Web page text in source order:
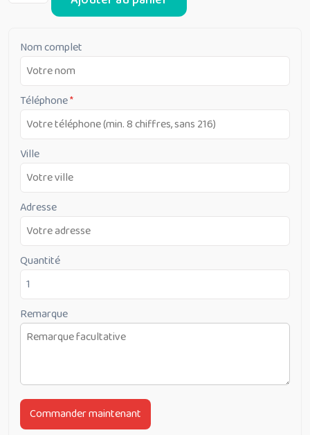
de
pâte
modeler
pour
enfants
Nom complet
Téléphone*
Ville
Adresse
Quantité
Remarque
Commander maintenant